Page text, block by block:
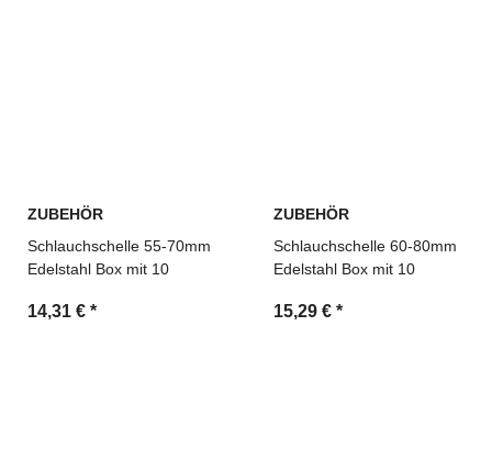
ZUBEHÖR
Schlauchschelle 55-70mm
Edelstahl Box mit 10
14,31 € *
ZUBEHÖR
Schlauchschelle 60-80mm
Edelstahl Box mit 10
15,29 € *